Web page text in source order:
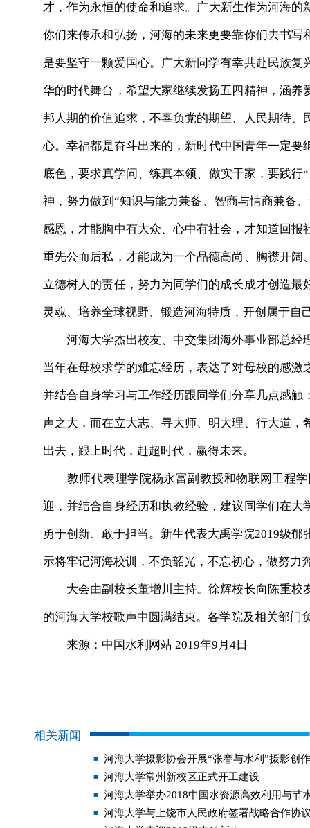
才，作为永恒的使命和追求。广大新生作为河海
你们来传承和弘扬，河海的未来更要靠你们去书
是要坚守一颗爱国心。广大新同学有幸共赴民族
华的时代舞台，希望大家继续发扬五四精神，涵
邦人期的价值追求，不辜负党的期望、人民期待
心。幸福都是奋斗出来的，新时代中国青年一定
底色，要求真学问、练真本领、做实干家，要践
神，努力做到“知识与能力兼备、智商与情商兼备
感恩，才能胸中有大众、心中有社会，才知道回
重先公而后私，才能成为一个品德高尚、胸襟开
立德树人的责任，努力为同学们的成长成才创造
灵魂、培养全球视野、锻造河海特质，开创属于自
河海大学杰出校友、中交集团海外事业部总经
当年在母校求学的难忘经历，表达了对母校的感
并结合自身学习与工作经历跟同学们分享几点感
声之大，而在立大志、寻大师、明大理、行大道
出去，跟上时代，赶超时代，赢得未来。
教师代表理学院杨永富副教授和物联网工程学
迎，并结合自身经历和执教经验，建议同学们在
勇于创新、敢于担当。新生代表大禹学院2019级
示将牢记河海校训，不负韶光，不忘初心，做努力
大会由副校长董增川主持。徐辉校长向陈重校
的河海大学校歌声中圆满结束。各学院及相关部门
来源：中国水利网站 2019年9月4日
相关新闻
河海大学摄影协会开展“张謇与水利”摄影创
河海大学常州新校区正式开工建设
河海大学举办2018中国水资源高效利用与节
河海大学与上饶市人民政府签署战略合作协